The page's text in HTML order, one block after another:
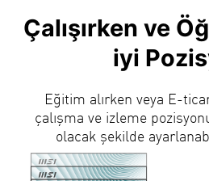
Çalışırken ve
iyi
Eğitim alırken veya E-
çalışma ve izleme
olacak şekilde